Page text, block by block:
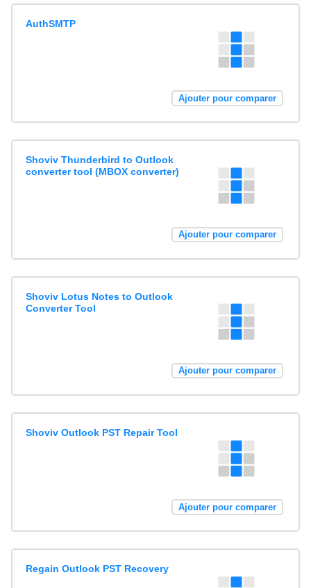
AuthSMTP
Ajouter pour comparer
Shoviv Thunderbird to Outlook
converter tool (MBOX converter)
Ajouter pour comparer
Shoviv Lotus Notes to Outlook
Converter Tool
Ajouter pour comparer
Shoviv Outlook PST Repair Tool
Ajouter pour comparer
Regain Outlook PST Recovery